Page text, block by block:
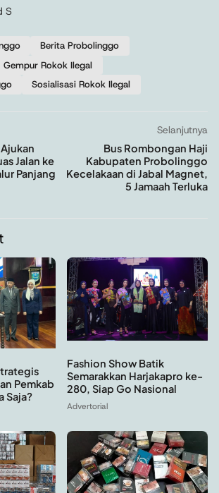
S
Berita Probolinggo
Gempur Rokok Ilegal
Sosialisasi Rokok Ilegal
Jalan ke
Panjang
Selanjutnya
Bus Rombongan Haji
Kabupaten Probolinggo
Kecelakaan di Jabal Magnet,
5 Jamaah Terluka
Pemkab
Saja?
Fashion Show Batik
Semarakkan Harjakapro ke-
280, Siap Go Nasional
Advertorial